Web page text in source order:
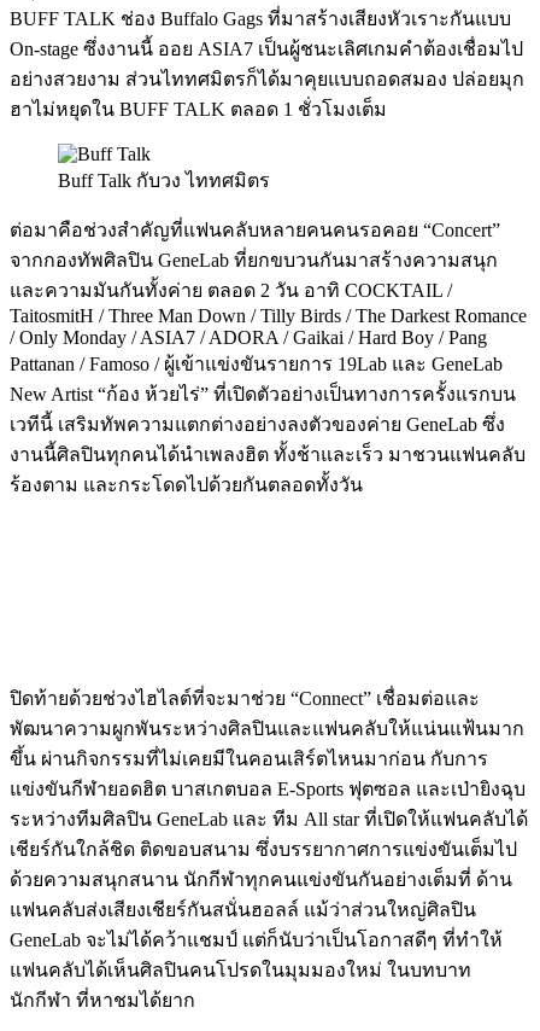
BUFF TALK ช่อง Buffalo Gags ที่มาสร้างเสียงหัวเราะกันแบบ
On-stage ซึ่งงานนี้ ออย ASIA7 เป็นผู้ชนะเลิศเกมคำต้องเชื่อมไป
อย่างสวยงาม ส่วนไททศมิตรก็ได้มาคุยแบบถอดสมอง ปล่อยมุก
ฮาไม่หยุดใน BUFF TALK ตลอด 1 ชั่วโมงเต็ม
Buff Talk กับวง ไททศมิตร
ต่อมาคือช่วงสำคัญที่แฟนคลับหลายคนคนรอคอย “Concert”
จากกองทัพศิลปิน GeneLab ที่ยกขบวนกันมาสร้างความสนุก
และความมันกันทั้งค่าย ตลอด 2 วัน อาทิ COCKTAIL /
TaitosmitH / Three Man Down / Tilly Birds / The Darkest Romance
/ Only Monday / ASIA7 / ADORA / Gaikai / Hard Boy / Pang
Pattanan / Famoso / ผู้เข้าแข่งขันรายการ 19Lab และ GeneLab
New Artist “ก้อง ห้วยไร่” ที่เปิดตัวอย่างเป็นทางการครั้งแรกบน
เวทีนี้ เสริมทัพความแตกต่างอย่างลงตัวของค่าย GeneLab ซึ่ง
งานนี้ศิลปินทุกคนได้นำเพลงฮิต ทั้งช้าและเร็ว มาชวนแฟนคลับ
ร้องตาม และกระโดดไปด้วยกันตลอดทั้งวัน
ปิดท้ายด้วยช่วงไฮไลต์ที่จะมาช่วย “Connect” เชื่อมต่อและ
พัฒนาความผูกพันระหว่างศิลปินและแฟนคลับให้แน่นแฟ้นมาก
ขึ้น ผ่านกิจกรรมที่ไม่เคยมีในคอนเสิร์ตไหนมาก่อน กับการ
แข่งขันกีฬายอดฮิต บาสเกตบอล E-Sports ฟุตซอล และเป่ายิงฉุบ
ระหว่างทีมศิลปิน GeneLab และ ทีม All star ที่เปิดให้แฟนคลับได้
เชียร์กันใกล้ชิด ติดขอบสนาม ซึ่งบรรยากาศการแข่งขันเต็มไป
ด้วยความสนุกสนาน นักกีฬาทุกคนแข่งขันกันอย่างเต็มที่ ด้าน
แฟนคลับส่งเสียงเชียร์กันสนั่นฮอลล์ แม้ว่าส่วนใหญ่ศิลปิน
GeneLab จะไม่ได้คว้าแชมป์ แต่ก็นับว่าเป็นโอกาสดีๆ ที่ทำให้
แฟนคลับได้เห็นศิลปินคนโปรดในมุมมองใหม่ ในบทบาท
นักกีฬา ที่หาชมได้ยาก